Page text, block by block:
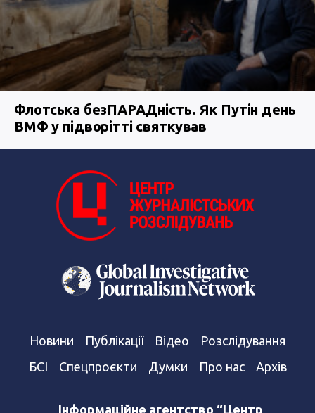
Флотська безПАРАДність. Як Путін день
ВМФ у підворітті святкував
Новини Публікації Відео
Розслідування
БСІ
Спецпроєкти Думки Про нас Архів
Інформаційне агентство “Центр